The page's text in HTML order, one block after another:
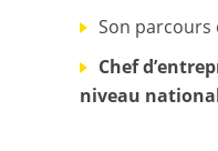
Son
Chef
niveau